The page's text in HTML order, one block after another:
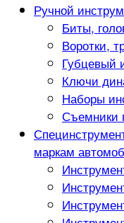
Ручной
Биты,
Воротки,
Губцевый
Ключи
Наборы
Съемники
маркам